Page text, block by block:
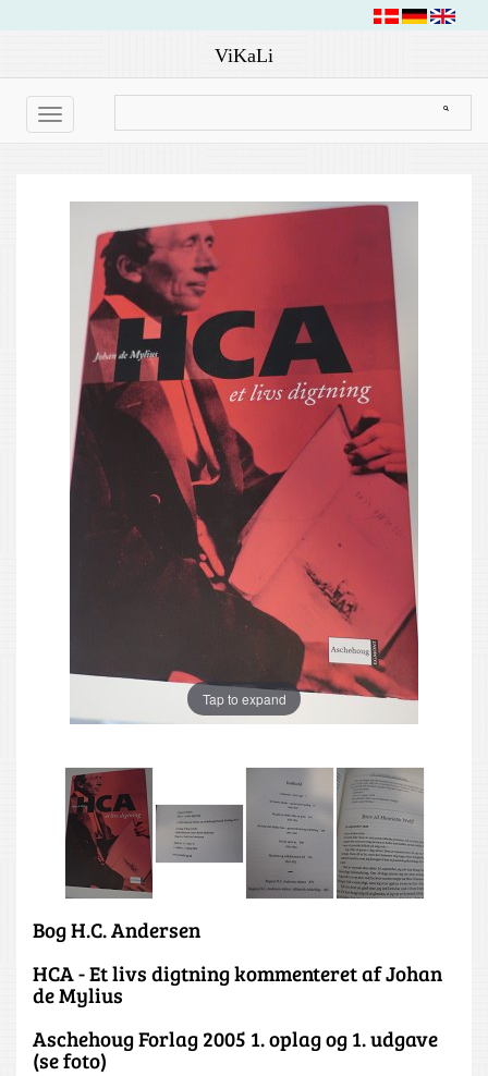
ViKaLi
Toggle
navigation
Tap to expand
Bog H.C. Andersen
HCA - Et livs digtning kommenteret af Johan
de Mylius
Aschehoug Forlag 2005 1. oplag og 1. udgave
(se foto)